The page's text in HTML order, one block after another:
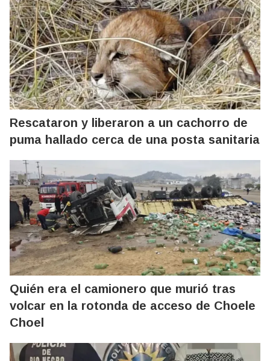
Rescataron y liberaron a un cachorro de
puma hallado cerca de una posta sanitaria
Quién era el camionero que murió tras
volcar en la rotonda de acceso de Choele
Choel